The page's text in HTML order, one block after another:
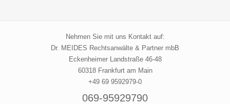
Nehmen Sie mit uns Kontakt auf:
Dr. MEIDES Rechtsanwälte & Partner mbB
Eckenheimer Landstraße 46-48
60318 Frankfurt am Main
+49 69 9592979-0
069-95929790